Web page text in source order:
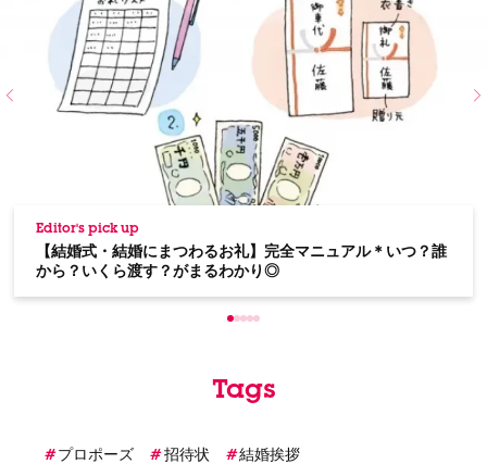
Editor's pick up
【結婚式・結婚にまつわるお礼】完全マニュアル＊いつ？誰
から？いくら渡す？がまるわかり◎
Tags
プロポーズ 招待状 結婚挨拶